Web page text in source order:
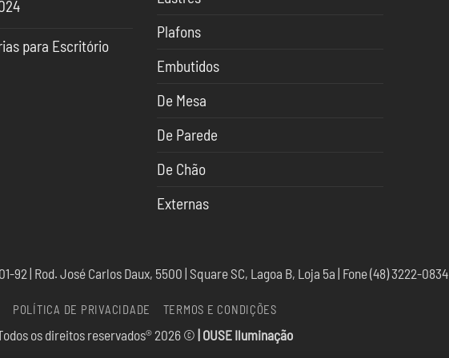
para Escritório
Plafons
Embutidos
De Mesa
De Parede
De Chão
Externas
92 | Rod. José Carlos Daux, 5500 | Square SC, Lagoa B, Loja 5a | Fone (48) 3222-0834
POLÍTICA DE PRIVACIDADE TERMOS E CONDIÇÕES
os direitos reservados® 2026 © | OUSE Iluminação